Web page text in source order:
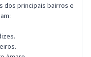
dos principais bairros e